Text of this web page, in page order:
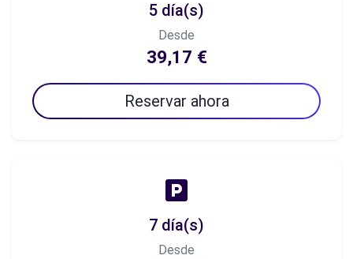
5 día(s)
Desde
39,17 €
Reservar ahora
7 día(s)
Desde